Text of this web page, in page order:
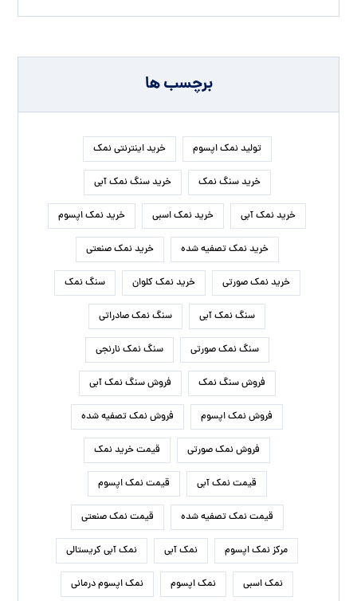
برچسب ها
تولید نمک اپسوم خرید اینترنتی نمک
خرید سنگ نمک خرید سنگ نمک آبی
خرید نمک آبی خرید نمک اسبی خرید نمک اپسوم
خرید نمک تصفیه شده خرید نمک صنعتی
خرید نمک صورتی خرید نمک کلوان سنگ نمک
سنگ نمک آبی سنگ نمک صادراتی
سنگ نمک صورتی سنگ نمک نارنجی
فروش سنگ نمک فروش سنگ نمک آبی
فروش نمک اپسوم فروش نمک تصفیه شده
فروش نمک صورتی قیمت خرید نمک
قیمت نمک آبی قیمت نمک اپسوم
قیمت نمک تصفیه شده قیمت نمک صنعتی
مرکز نمک اپسوم نمک آبی نمک آبی کریستالی
نمک اسبی نمک اپسوم نمک اپسوم درمانی